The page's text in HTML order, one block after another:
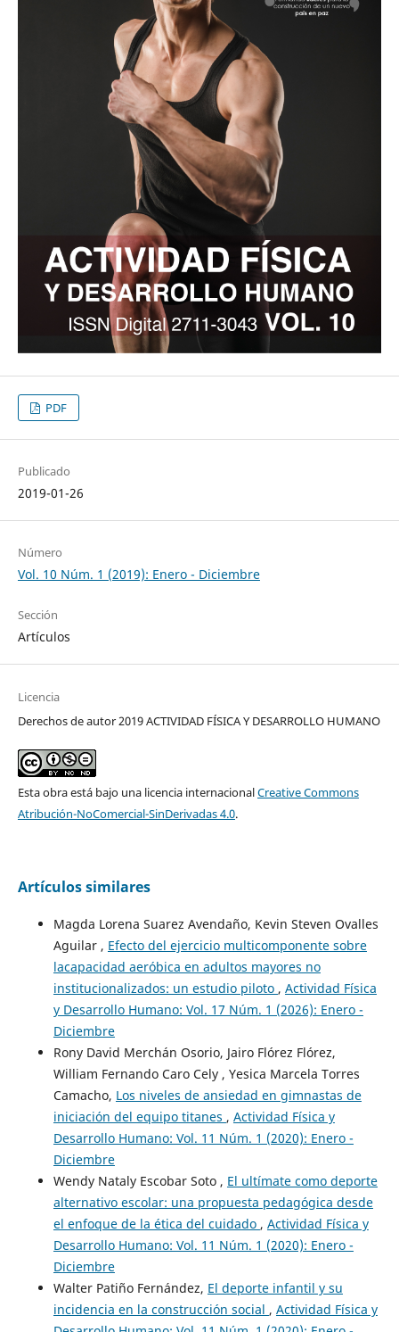
PDF
Publicado
2019-01-26
Número
Vol. 10 Núm. 1 (2019): Enero - Diciembre
Sección
Artículos
Licencia
Derechos de autor 2019 ACTIVIDAD FÍSICA Y DESARROLLO HUMANO
Esta obra está bajo una licencia internacionalCreative Commons
Atribución-NoComercial-SinDerivadas 4.0.
Artículos similares
Magda Lorena Suarez Avendaño, Kevin Steven Ovalles
Aguilar , Efecto del ejercicio multicomponente sobre
lacapacidad aeróbica en adultos mayores no
institucionalizados: un estudio piloto , Actividad Física
y Desarrollo Humano: Vol. 17 Núm. 1 (2026): Enero -
Diciembre
Rony David Merchán Osorio, Jairo Flórez Flórez,
William Fernando Caro Cely , Yesica Marcela Torres
Camacho, Los niveles de ansiedad en gimnastas de
iniciación del equipo titanes , Actividad Física y
Desarrollo Humano: Vol. 11 Núm. 1 (2020): Enero -
Diciembre
Wendy Nataly Escobar Soto , El ultímate como deporte
alternativo escolar: una propuesta pedagógica desde
el enfoque de la ética del cuidado , Actividad Física y
Desarrollo Humano: Vol. 11 Núm. 1 (2020): Enero -
Diciembre
Walter Patiño Fernández, El deporte infantil y su
incidencia en la construcción social , Actividad Física y